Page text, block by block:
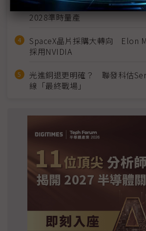
英特爾EMIB良率達標 聯發科
2028準時量產
SpaceX晶片採購大轉向 Elon
採用NVIDIA
光進銅退更明確？ 聯發科估
線「最終戰場」